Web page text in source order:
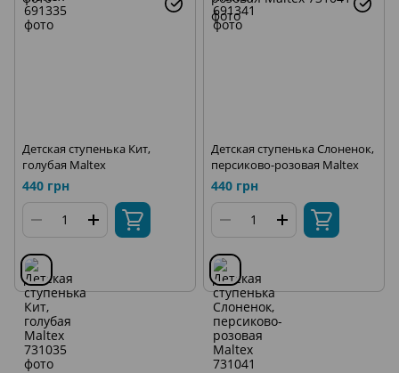
Детская ступенька Кит,
голубая Maltex
440 грн
Детская ступенька Слоненок,
персиково-розовая Maltex
440 грн